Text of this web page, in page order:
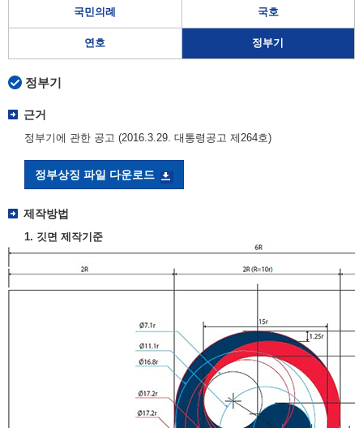
국민의례 국호
연호 정부기
정부기
근거
정부기에 관한 공고 (2016.3.29. 대통령공고 제264호)
정부상징 파일 다운로드
제작방법
1. 깃면 제작기준